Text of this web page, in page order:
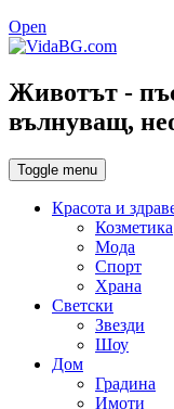
Open
Животът -
вълнуващ,
Toggle menu
Красота и
Козметика
Мода
Спорт
Храна
Светски
Звезди
Шоу
Дом
Градина
Имоти